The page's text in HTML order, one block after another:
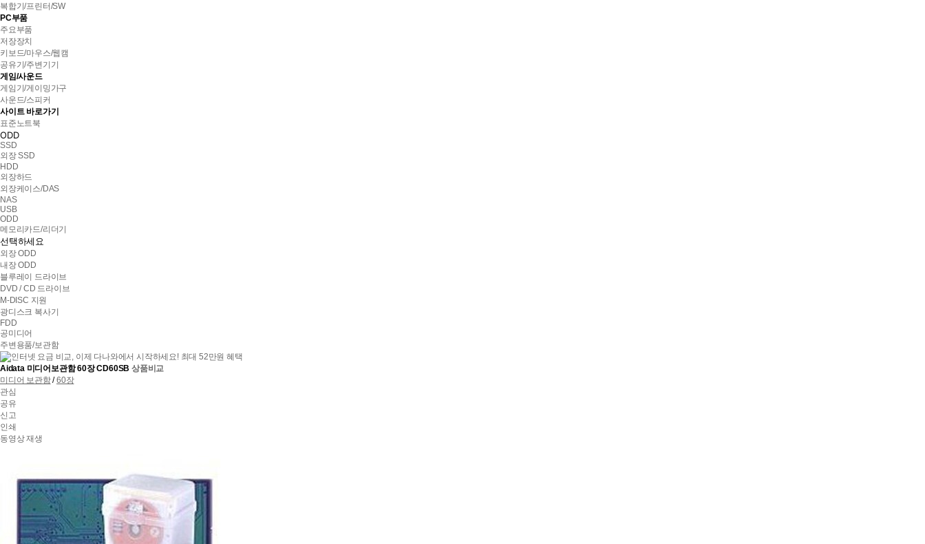
복합기/프린터/SW
PC부품
주요부품
저장장치
키보드/마우스/웹캠
공유기/주변기기
게임/사운드
게임기/게이밍가구
사운드/스피커
사이트 바로가기
표준노트북
ODD
SSD
외장 SSD
HDD
외장하드
외장케이스/DAS
NAS
USB
ODD
메모리카드/리더기
선택하세요
외장 ODD
내장 ODD
블루레이 드라이브
DVD / CD 드라이브
M-DISC 지원
광디스크 복사기
FDD
공미디어
주변용품/보관함
Aidata 미디어보관함 60장 CD60SB 상품비교
상
세
스
펙
미디어 보관함/60장
관심
공유
신고
인쇄
동영상 재생